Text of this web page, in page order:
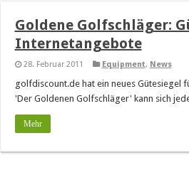
Goldene Golfschläger:
Internetangebote
28. Februar 2011 Equipment, News
golfdiscount.de hat ein neues Gütesiegel
'Der Goldenen Golfschläger' kann sich
Mehr